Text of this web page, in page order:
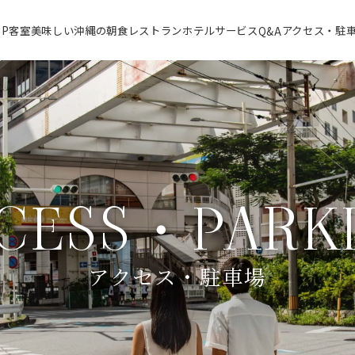
客室美味しい沖縄の朝食 レストランホテルサービスQ&Aアクセス・駐
・
アクセス・駐車場